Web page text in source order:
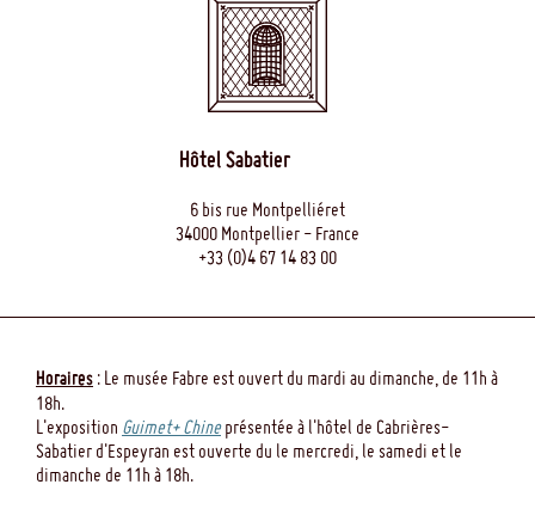
Hôtel Sabatier
6 bis rue Montpelliéret
34000 Montpellier - France
+33 (0)4 67 14 83 00
Horaires : Le musée Fabre est ouvert du mardi au dimanche, de 11h à
18h.
L'exposition Guimet+ Chineprésentée à l'hôtel de Cabrières-
Sabatier d'Espeyran est ouverte du le mercredi, le samedi et le
dimanche de 11h à 18h.